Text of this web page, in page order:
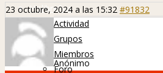
Hislibreños
Actividad
Grupos
Miembros
Foro
23 octubre, 2024 a las 15:32 #91832
Anónimo